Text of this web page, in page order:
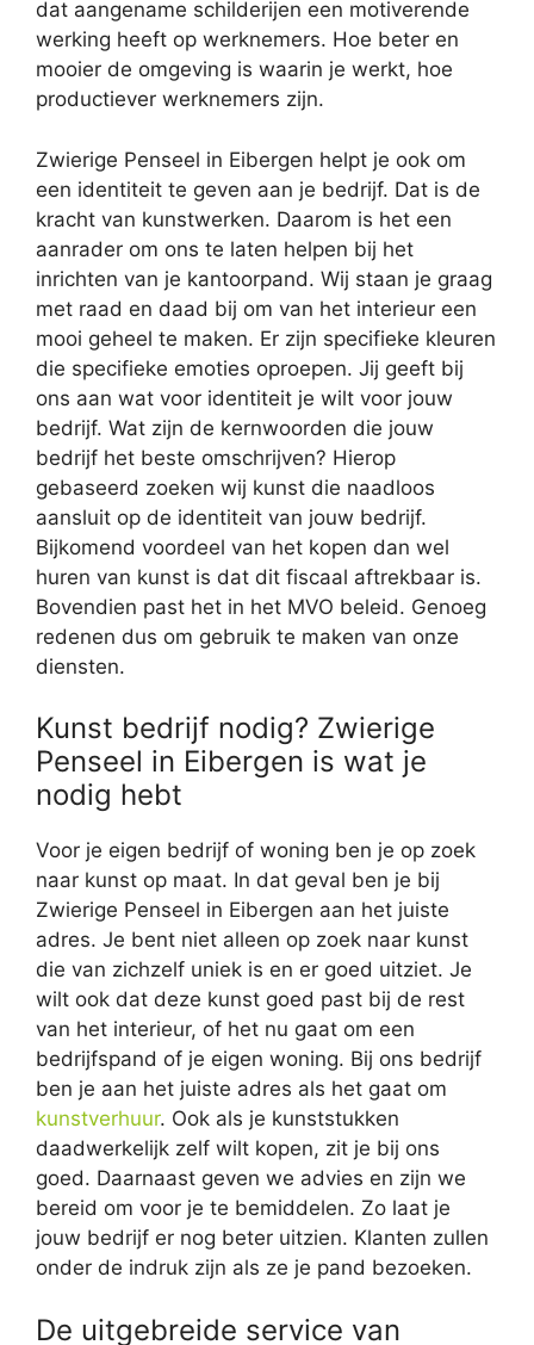
dat aangename schilderijen een motiverende
werking heeft op werknemers. Hoe beter en
mooier de omgeving is waarin je werkt, hoe
productiever werknemers zijn.
Zwierige Penseel in Eibergen helpt je ook om
een identiteit te geven aan je bedrijf. Dat is de
kracht van kunstwerken. Daarom is het een
aanrader om ons te laten helpen bij het
inrichten van je kantoorpand. Wij staan je graag
met raad en daad bij om van het interieur een
mooi geheel te maken. Er zijn specifieke kleuren
die specifieke emoties oproepen. Jij geeft bij
ons aan wat voor identiteit je wilt voor jouw
bedrijf. Wat zijn de kernwoorden die jouw
bedrijf het beste omschrijven? Hierop
gebaseerd zoeken wij kunst die naadloos
aansluit op de identiteit van jouw bedrijf.
Bijkomend voordeel van het kopen dan wel
huren van kunst is dat dit fiscaal aftrekbaar is.
Bovendien past het in het MVO beleid. Genoeg
redenen dus om gebruik te maken van onze
diensten.
Kunst bedrijf nodig? Zwierige
Penseel in Eibergen is wat je
nodig hebt
Voor je eigen bedrijf of woning ben je op zoek
naar kunst op maat. In dat geval ben je bij
Zwierige Penseel in Eibergen aan het juiste
adres. Je bent niet alleen op zoek naar kunst
die van zichzelf uniek is en er goed uitziet. Je
wilt ook dat deze kunst goed past bij de rest
van het interieur, of het nu gaat om een
bedrijfspand of je eigen woning. Bij ons bedrijf
ben je aan het juiste adres als het gaat om
kunstverhuur. Ook als je kunststukken
daadwerkelijk zelf wilt kopen, zit je bij ons
goed. Daarnaast geven we advies en zijn we
bereid om voor je te bemiddelen. Zo laat je
jouw bedrijf er nog beter uitzien. Klanten zullen
onder de indruk zijn als ze je pand bezoeken.
De uitgebreide service van